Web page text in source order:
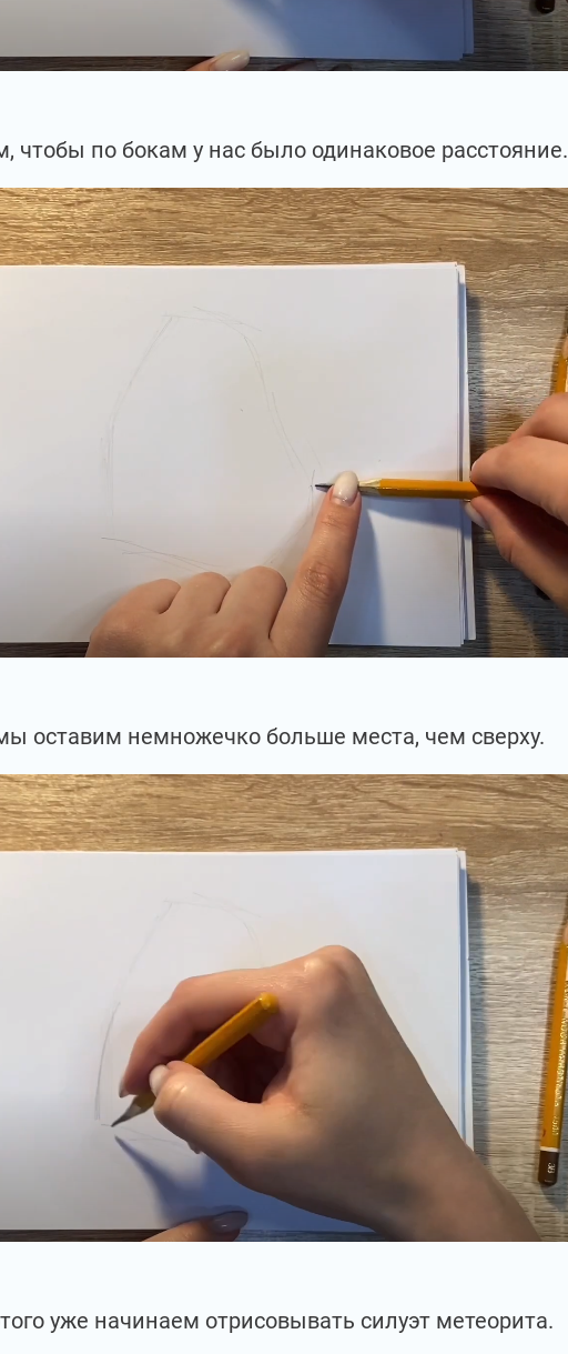
чтобы по бокам у нас было одинаковое расстояние.
оставим немножечко больше места, чем сверху.
уже начинаем отрисовывать силуэт метеорита.